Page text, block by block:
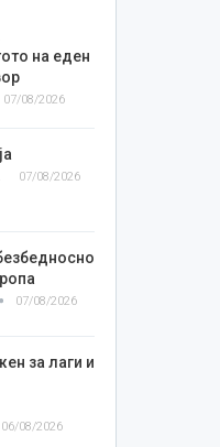
на еден
07/08/2026
07/08/2026
07/08/2026
за лаги и
06/08/2026